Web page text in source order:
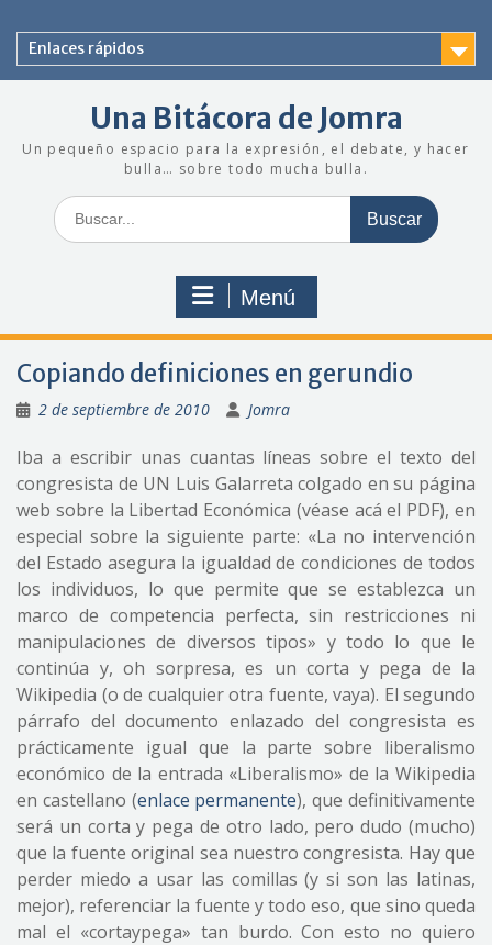
contenido
Enlaces rápidos
Una Bitácora de Jomra
Un pequeño espacio para la expresión, el debate, y hacer
bulla… sobre todo mucha bulla.
Buscar:
Menú
Copiando definiciones en gerundio
2 de septiembre de 2010 Jomra
Iba a escribir unas cuantas líneas sobre el texto del
congresista de UN Luis Galarreta colgado en su página
web sobre la Libertad Económica (véase acá el PDF), en
especial sobre la siguiente parte: «La no intervención
del Estado asegura la igualdad de condiciones de todos
los individuos, lo que permite que se establezca un
marco de competencia perfecta, sin restricciones ni
manipulaciones de diversos tipos» y todo lo que le
continúa y, oh sorpresa, es un corta y pega de la
Wikipedia (o de cualquier otra fuente, vaya). El segundo
párrafo del documento enlazado del congresista es
prácticamente igual que la parte sobre liberalismo
económico de la entrada «Liberalismo» de la Wikipedia
en castellano (enlace permanente), que definitivamente
será un corta y pega de otro lado, pero dudo (mucho)
que la fuente original sea nuestro congresista. Hay que
perder miedo a usar las comillas (y si son las latinas,
mejor), referenciar la fuente y todo eso, que sino queda
mal el «cortaypega» tan burdo. Con esto no quiero